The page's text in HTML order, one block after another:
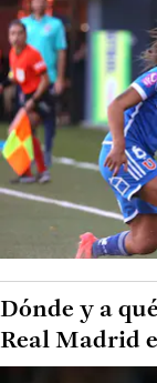
Dónde y a
Real Madrid